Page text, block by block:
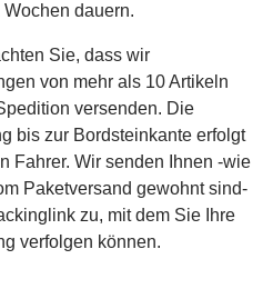
Wochen dauern.
Sie, dass wir
von mehr als 10 Artikeln
versenden. Die
bis zur Bordsteinkante erfolgt
Fahrer. Wir senden Ihnen -wie
Paketversand gewohnt sind-
zu, mit dem Sie Ihre
verfolgen können.